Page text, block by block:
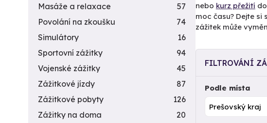
nebo kurz přežití
moc času? Dejte si
zážitek může
FILTROVÁNÍ
Podle místa
Masáže a relaxace
57
Povolání na zkoušku
74
Simulátory
16
Sportovní zážitky
94
Vojenské zážitky
45
Zážitkové jízdy
87
Zážitkové pobyty
126
Zážitky na doma
20